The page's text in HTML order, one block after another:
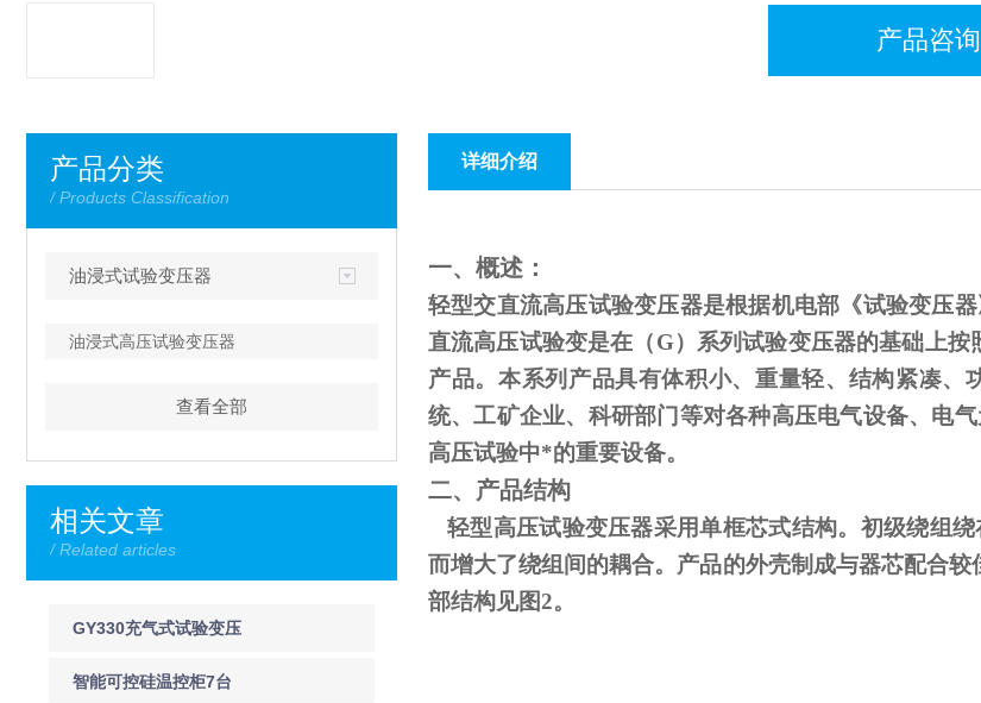
产品咨询
产品分类
/ Products Classification
油浸式试验变压器
油浸式高压试验变压器
查看全部
相关文章
/ Related articles
GY330充气式试验变压
器
智能可控硅温控柜7台
详细介绍
一、概述：
轻型交直流高压试验变压器是根据机电部《试验变压
直流高压试验变是在（G）系列试验变压器的基础上按
产品。本系列产品具有体积小、重量轻、结构紧凑
统、工矿企业、科研部门等对各种高压电气设备、电
高压试验中*的重要设备。
二、产品结构
轻型高压试验变压器采用单框芯式结构。初级绕组
而增大了绕组间的耦合。产品的外壳制成与器芯配合
部结构见图2。